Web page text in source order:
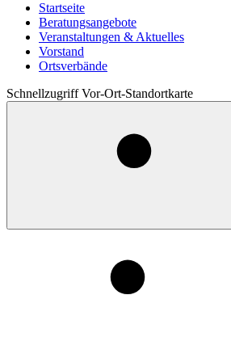
Startseite
Beratungsangebote
Veranstaltungen & Aktuelles
Vorstand
Ortsverbände
Schnellzugriff Vor-Ort-Standortkarte